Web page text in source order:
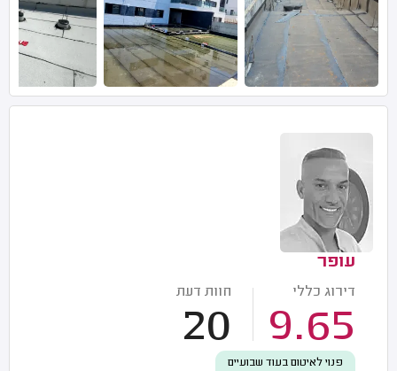
עופר
דירוג כללי
9.65
חוות דעת
20
פנוי לאיטום בעוד שבועיים